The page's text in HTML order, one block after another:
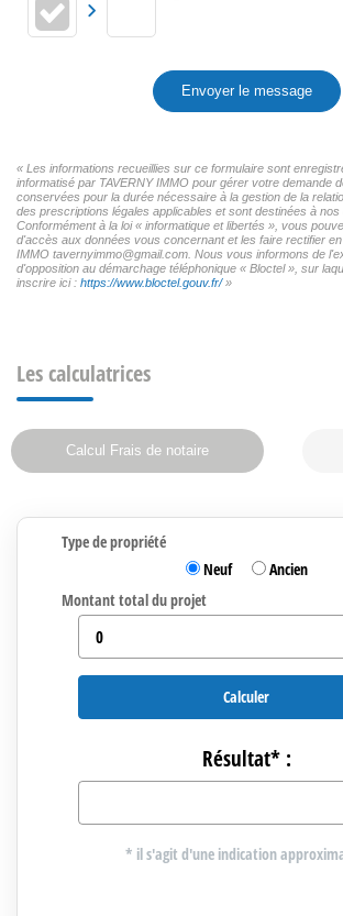
Envoyer le message
« Les informations recueillies sur ce formulaire sont
informatisé par TAVERNY IMMO pour gérer votre demande
conservées pour la durée nécessaire à la gestion de la
des prescriptions légales applicables et sont destinées à nos
Conformément à la loi « informatique et libertés », vous
d'accès aux données vous concernant et les faire rectifier
IMMO tavernyimmo@gmail.com. Nous vous informons de
d'opposition au démarchage téléphonique « Bloctel », sur
inscrire ici : https://www.bloctel.gouv.fr/»
Les calculatrices
Calcul Frais de notaire